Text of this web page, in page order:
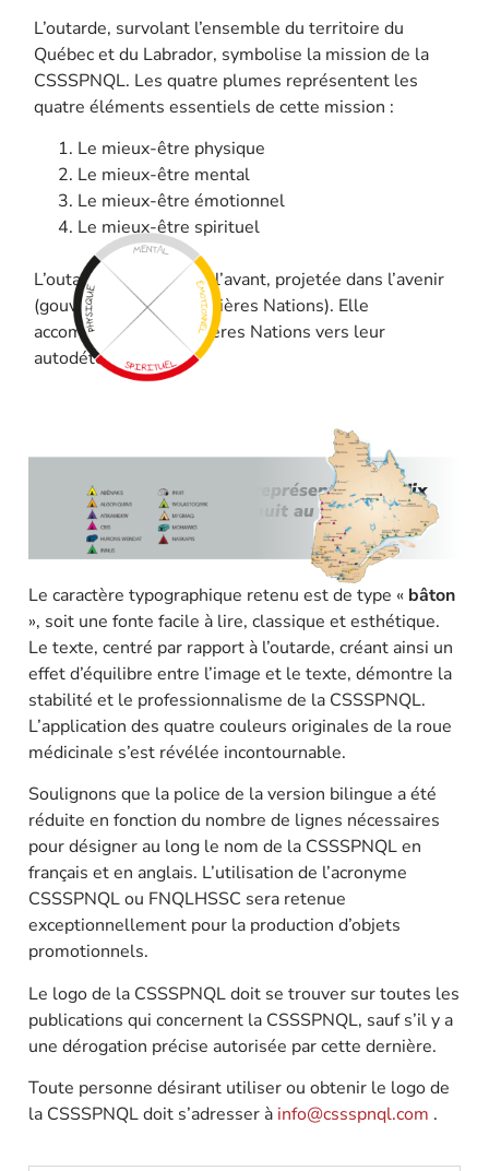
L’outarde, survolant l’ensemble du territoire du
Québec et du Labrador, symbolise la mission de la
CSSSPNQL. Les quatre plumes représentent les
quatre éléments essentiels de cette mission :
Le mieux-être physique
Le mieux-être mental
Le mieux-être émotionnel
Le mieux-être spirituel
L’outarde regarde vers l’avant, projetée dans l’avenir
(gouvernance des Premières Nations). Elle
accompagne les Premières Nations vers leur
autodétermination.
Les onze rayons de soleil représentent les dix
Premières Nations et les Inuit au Québec et au
Labrador :
Le caractère typographique retenu est de type « bâton
», soit une fonte facile à lire, classique et esthétique.
Le texte, centré par rapport à l’outarde, créant ainsi un
effet d’équilibre entre l’image et le texte, démontre la
stabilité et le professionnalisme de la CSSSPNQL.
L’application des quatre couleurs originales de la roue
médicinale s’est révélée incontournable.
Soulignons que la police de la version bilingue a été
réduite en fonction du nombre de lignes nécessaires
pour désigner au long le nom de la CSSSPNQL en
français et en anglais. L’utilisation de l’acronyme
CSSSPNQL ou FNQLHSSC sera retenue
exceptionnellement pour la production d’objets
promotionnels.
Le logo de la CSSSPNQL doit se trouver sur toutes les
publications qui concernent la CSSSPNQL, sauf s’il y a
une dérogation précise autorisée par cette dernière.
Toute personne désirant utiliser ou obtenir le logo de
la CSSSPNQL doit s’adresser à info@cssspnql.com .